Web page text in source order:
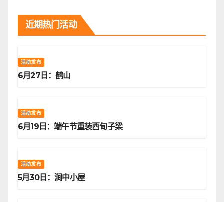
近期热门活动
活动发布
6月27日：鹤山
活动发布
6月19日：端午节重装西甸子梁
活动发布
5月30日：涧中小屋